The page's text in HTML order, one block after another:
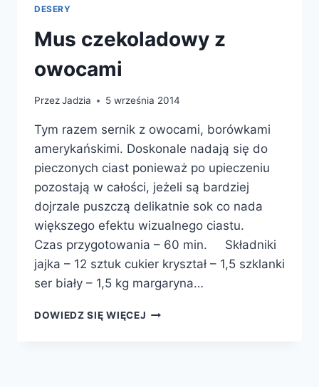
DESERY
Mus czekoladowy z
owocami
PrzezJadzia 5 września 2014
Tym razem sernik z owocami, borówkami
amerykańskimi. Doskonale nadają się do
pieczonych ciast ponieważ po upieczeniu
pozostają w całości, jeżeli są bardziej
dojrzale puszczą delikatnie sok co nada
większego efektu wizualnego ciastu.
Czas przygotowania – 60 min. Składniki
jajka – 12 sztuk cukier kryształ – 1,5 szklanki
ser biały – 1,5 kg margaryna…
DOWIEDZ SIĘ WIĘCEJ MUS